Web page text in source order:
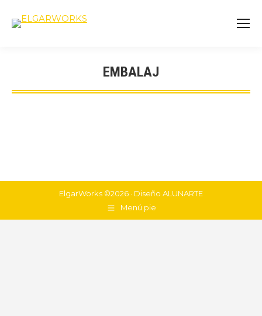
EMBALAJ
You are here:
ElgarWorks ©2026 · Diseño ALUNARTE
Menú pie